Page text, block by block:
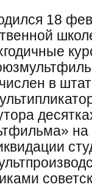
18
в